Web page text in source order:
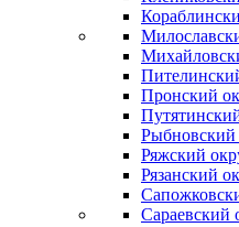
Пронский
Рыбновский
Ряжский
Рязанский
Сараевский